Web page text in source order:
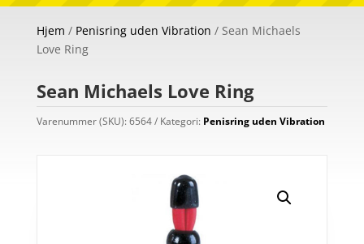
Hjem / Penisring uden Vibration / Sean Michaels
Love Ring
Sean Michaels Love Ring
Varenummer (SKU):6564 Kategori: Penisring uden Vibration